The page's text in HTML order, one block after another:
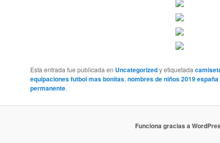
Esta entrada fue publicada en Uncategorizedy etiquetada
equipaciones futbol mas bonitas,nombres de niños 2019 españa
permanente.
Funciona gracias a